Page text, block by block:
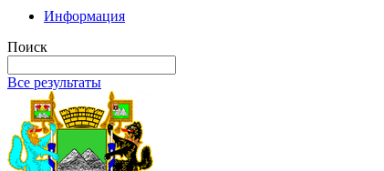
Информация
Поиск
Все результаты